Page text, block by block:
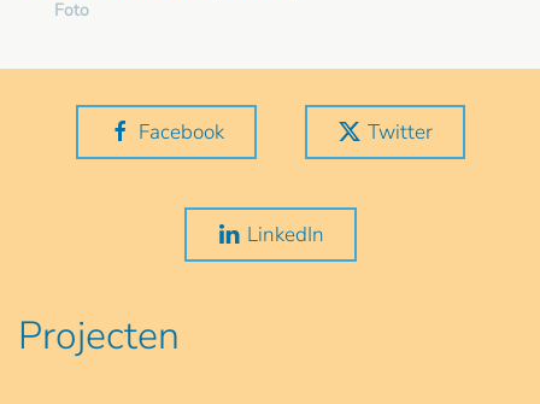
Foto
Facebook Twitter
LinkedIn
Projecten